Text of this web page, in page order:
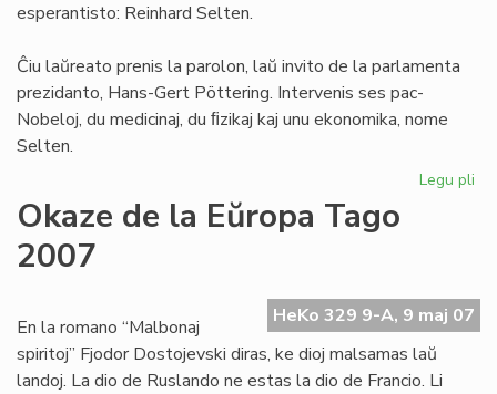
esperantisto: Reinhard Selten.
Ĉiu laŭreato prenis la parolon, laŭ invito de la parlamenta
prezidanto, Hans-Gert Pöttering. Intervenis ses pac-
Nobeloj, du medicinaj, du ﬁzikaj kaj unu ekonomika, nome
Selten.
Legu pli
Okaze de la Eŭropa Tago
2007
HeKo 329 9-A, 9 maj 07
En la romano “Malbonaj
spiritoj” Fjodor Dostojevski diras, ke dioj malsamas laŭ
landoj. La dio de Ruslando ne estas la dio de Francio. Li